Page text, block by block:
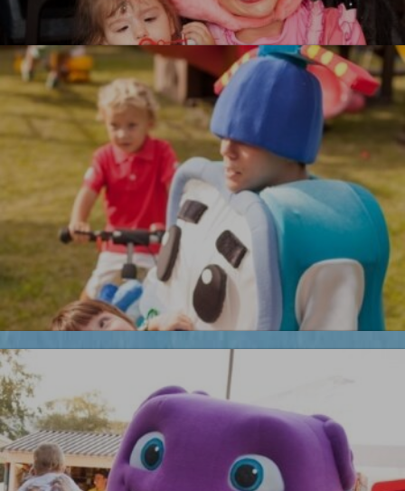
УЗНАТЬ БОЛЬШЕ
Свинка Пеппа
УЗНАТЬ БОЛЬШЕ
Робокары
Новинка!
Бесплатная фотосъемка *
УЗНАТЬ БОЛЬШЕ
Бременские музыканты